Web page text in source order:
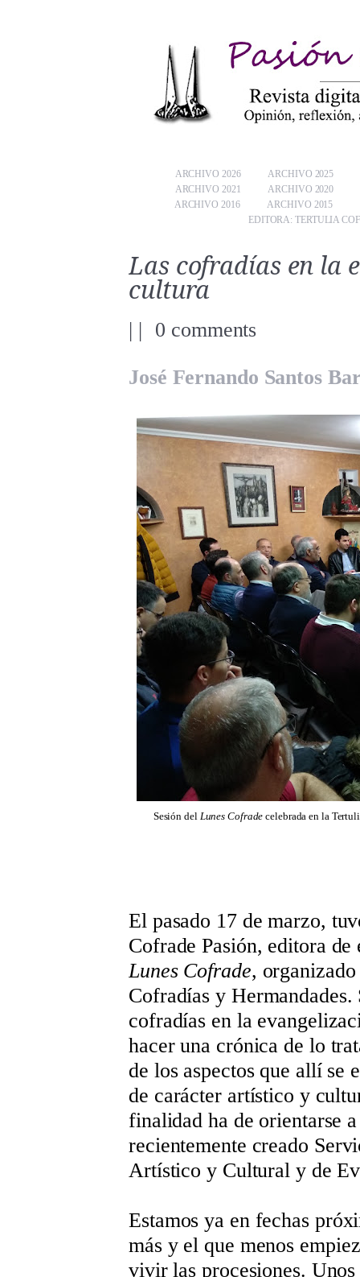
ARCHIVO 2026
ARCHIVO 2025
ARCHIVO 2021
ARCHIVO 2020
ARCHIVO 2016
ARCHIVO 2015
EDITORA: TERTULIA
Las cofradías en la
cultura
| | 0 comments
José Fernando Santos
Sesión del Lunes Cofrade celebrada en la
El pasado 17 de marzo,
Cofrade Pasión, editora
Lunes Cofrade,
Cofradías y
cofradías en la
hacer una crónica de lo
de los aspectos que allí
de carácter artístico y
finalidad ha de orientarse
recientemente creado
Artístico y Cultural y de
Estamos ya en fechas
más y el que menos
vivir las procesiones.